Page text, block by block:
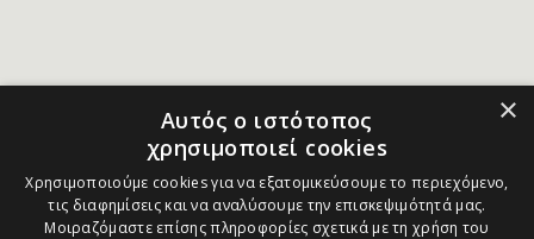
×
Αυτός ο ιστότοπος
χρησιμοποιεί cookies
Χρησιμοποιούμε cookies για να εξατομικεύσουμε το περιεχόμενο,
τις διαφημίσεις και να αναλύσουμε την επισκεψιμότητά μας.
Μοιραζόμαστε επίσης πληροφορίες σχετικά με τη χρήση του